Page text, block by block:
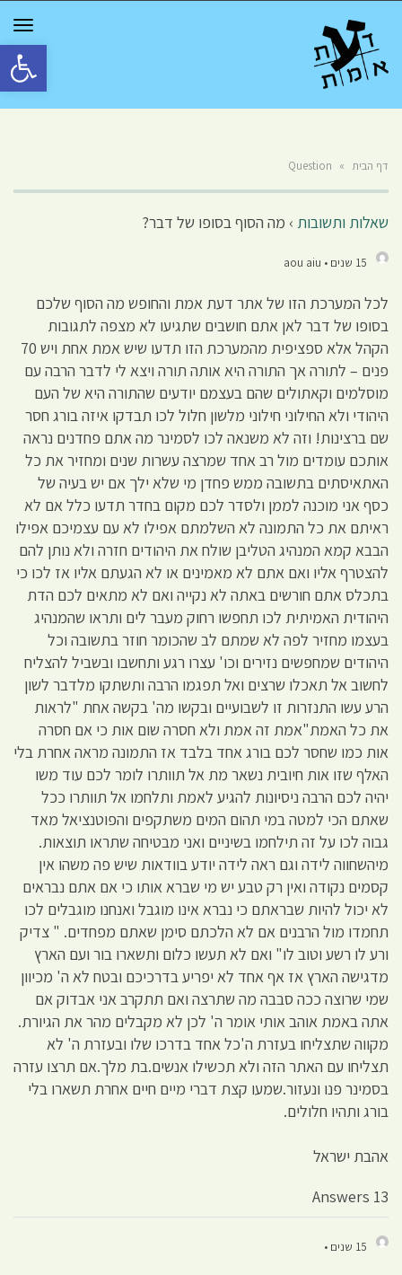
פתח
דף הבית »
Question
שאלות ותשובות › מה הסוף בסופו של דבר?
15 שנים • aou aiu
לכל המערכת הזו של אתר דעת אמת והחופש מה הסוף שלכם
בסופו של דבר לאן אתם חושבים שתגיעו לא מצפה לתגובות
הקהל אלא ספציפית מהמערכת הזו תדעו שיש אמת אחת ויש 70
פנים – לתורה אך התורה היא אותה תורה ויצא לי לדבר הרבה עם
מוסלמים וקאתולים שהם בעצמם יודעים שהתורה היא של העם
היהודי ולא החילוני חילוני מלשון חלול לכו תבדקו איזה בורג חסר
שם ברצינות! וזה לא משנאה לכו לסמינר מה אתם פחדנים נראה
אותכם עומדים מול רב אחד שמרצה עשרות שנים ומחזיר את כל
האתאיסתים בתשובה ממש פחדן מי שלא ילך אם יש בעיה של
כסף אני מוכנה לממן ולסדר לכם מקום בחדר תדעו כלל אם לא
ראיתם את כל התמונה לא השלמתם אפילו לא עם עצמיכם אפילו
הבבא קמא המנהיג הטליבן שולח את היהודים חזרה ולא נותן להם
להצטרף אליו ואם אתם לא מאמינים או לא הגעתם אליו אז לכו כי
בתכלס אתם חורשים באתה לא נקייה ואם לא מתאים לכם הדת
היהודית האמיתית לכו תחפשו רחוק מעבר לים ותראו שהמנהיג
בעצמו מחזיר לפה לא שמתם לב שהכומר חוזר בתשובה וכל
היהודים שמחפשים נזירים וכו' עצרו רגע ותחשבו ובשביל להצליח
לחשוב אל תאכלו שרצים ואל תפגמו הרבה ותשתקו מלדבר לשון
הרע עשו התנזרות זו לשבועיים ובקשו מה' בקשה אחת "לראות
את כל האמת"אמת זה אמת ולא חסרה שום אות כי אם חסרה
אות כמו שחסר לכם בורג אחד בלבד אז התמונה מראה אחרת בלי
האלף שזו אות חיובית נשאר מת אל תוותרו לומר לכם עוד משו
יהיה לכם הרבה ניסיונות להגיע לאמת ותלחמו אל תוותרו ככל
שאתם הכי למטה במי תהום המים משתקפים והפוטנציאל מאד
גבוה לכו על זה תילחמו בשיניים ואני מבטיחה שתראו תוצאות.
מיהשחווה לידה וגם ראה לידה יודע בוודאות שיש פה משהו אין
קסמים נקודה ואין רק טבע יש מי שברא אותו כי אם אתם נבראים
לא יכול להיות שבראתם כי נברא אינו מוגבל ואנחנו מוגבלים לכו
תחמדו מול הרבנים אם לא הלכתם סימן שאתם מפחדים. " צדיק
ורע לו רשע וטוב לו" ואם לא תעשו כלום ותשארו בור ועם הארץ
מדגישה הארץ אז אף אחד לא יפריע בדרכיכם ובטח לא ה' מכיוון
שמי שרוצה ככה סבבה מה שתרצה ואם תתקרב אני אבדוק אם
אתה באמת אוהב אותי אומר ה' לכן לא מקבלים מהר את הגיורת.
מקווה שתצליחו בעזרת ה'כל אחד בדרכו שלו ובעזרת ה' לא
תצליחו עם האתר הזה ולא תכשילו אנשים.בת מלך.אם תרצו עזרה
בסמינר פנו ונעזור.שמעו קצת דברי מיים חיים אחרת תשארו בלי
בורג ותהיו חלולים.
אהבת ישראל
13 Answers
15 שנים •